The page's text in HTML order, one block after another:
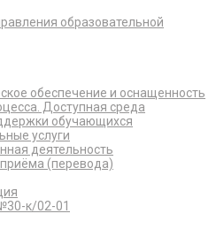
образовательной
обеспечение и оснащенность
Доступная среда
обучающихся
услуги
деятельность
(перевода)
к/02-01